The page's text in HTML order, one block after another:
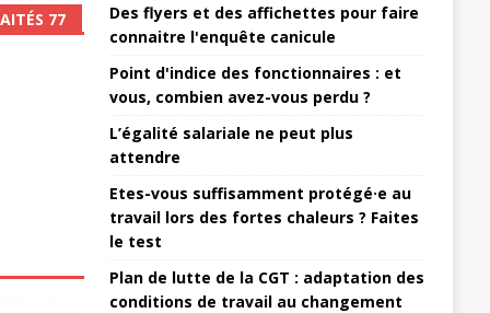
77
Des flyers et des affichettes pour faire
connaitre l'enquête canicule
Point d'indice des fonctionnaires : et
vous, combien avez-vous perdu ?
L’égalité salariale ne peut plus
attendre
Etes-vous suffisamment protégé·e au
travail lors des fortes chaleurs ? Faites
le test
Plan de lutte de la CGT : adaptation des
conditions de travail au changement